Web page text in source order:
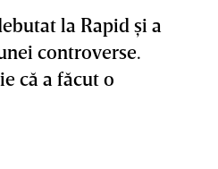
la Rapid şi a
controverse.
că a făcut o